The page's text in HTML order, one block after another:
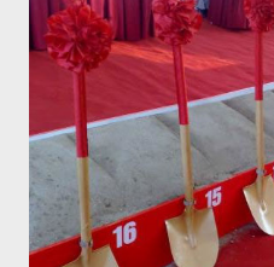
một trong những thói quen
gây ra sự hình thành của sỏi
nếu nước đó được tiêu thụ
nước thường xuyên còn làm
Thạch tín, Nitrat, Flo. Như vậy,
đun lại nhiều lần. Điều này là